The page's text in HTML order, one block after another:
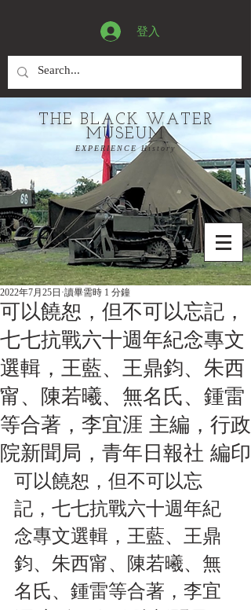
登入
THE BLACK WATER
MUSEUM
EXPERIENCE History
可以饒恕，但不可以忘記，
七七抗戰六十週年紀念專文
選輯，王藍、王鼎鈞、朱西
甯、陳若曦、無名氏、鍾雷
等合著，李宜涯 主編，行政
院新聞局，青年日報社 編印
2022年7月25日 讀畢需時 1 分鐘
可以饒恕，但不可以忘
記，七七抗戰六十週年紀
念專文選輯，王藍、王鼎
鈞、朱西甯、陳若曦、無
名氏、鍾雷等合著，李宜